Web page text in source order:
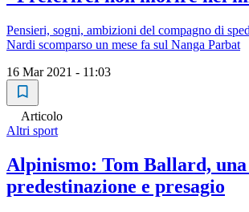
Pensieri, sogni, ambizioni del compagno di
Nardi scomparso un mese fa sul Nanga Parbat
16 Mar 2021 - 11:03
Articolo
Altri sport
Alpinismo: Tom Ballard,
predestinazione e presagio